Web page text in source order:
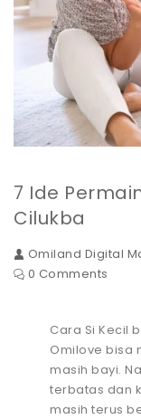
7 Ide
Cilukba
Omiland Digital
0 Comments
Cara Si Kecil
Omilove bisa
masih bayi.
terbatas dan
masih terus